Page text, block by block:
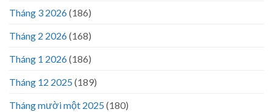
Tháng 3 2026(186)
Tháng 2 2026(168)
Tháng 1 2026(186)
Tháng 12 2025(189)
Tháng mười một 2025(180)